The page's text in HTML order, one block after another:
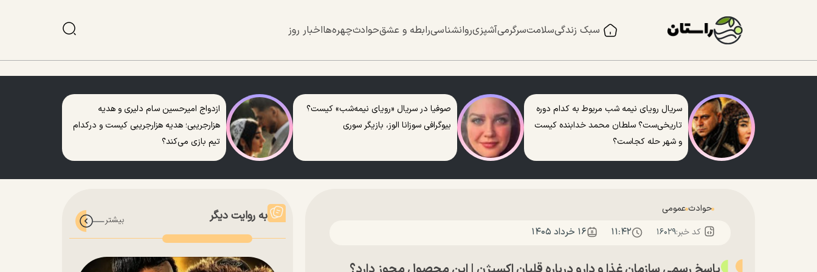
سبک زندگیسلامتسرگرمیآشپزیروانشناسیرابطه و عشقحوادثچهره‌هااخبار روز
سریال رویای نیمه شب مربوط به کدام دوره
تاریخی‌ست؟ سلطان محمد خدابنده کیست
و شهر حله کجاست؟
صوفیا در سریال «رویای نیمه‌شب» کیست؟
بیوگرافی سوزانا الوز، بازیگر سوری
ازدواج امیرحسین سام دلیری و هدیه
هزارجریبی؛ هدیه هزارجریبی کیست و درکدام
تیم بازی می‌کند؟
حوادث عمومی
کد خبر:۱۶۰۲۹ ۱۱:۴۲ ۱۶ خرداد ۱۴۰۵
به روایت دیگر